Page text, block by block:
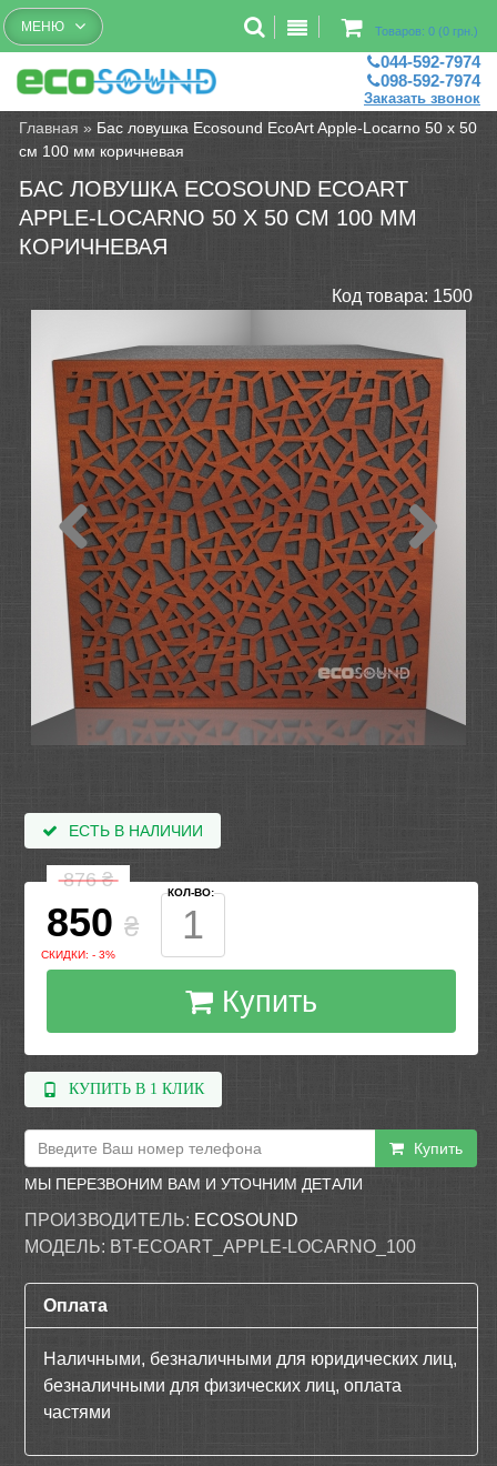
Бесплатный рассчет помещений
Товаров: 0 (0 грн.)
МЕНЮ
044-592-7974
098-592-7974
Заказать звонок
Главная » Бас ловушка Ecosound EcoArt Apple-Locarno 50 х 50
см 100 мм коричневая
БАС ЛОВУШКА ECOSOUND ECOART
APPLE-LOCARNO 50 Х 50 СМ 100 ММ
КОРИЧНЕВАЯ
Код товара: 1500
ЕСТЬ В НАЛИЧИИ
876₴
850 ₴
СКИДКИ: - 3%
КОЛ-ВО:
Купить
КУПИТЬ В 1 КЛИК
Купить
МЫ ПЕРЕЗВОНИМ ВАМ И УТОЧНИМ ДЕТАЛИ
ПРОИЗВОДИТЕЛЬ: ECOSOUND
МОДЕЛЬ: BT-ECOART_APPLE-LOCARNO_100
Оплата
Наличными, безналичными для юридических лиц,
безналичными для физических лиц, оплата
частями